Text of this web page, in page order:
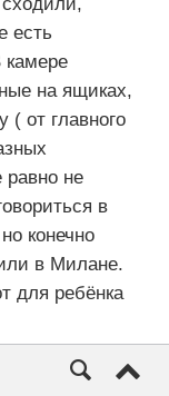
есть
камере
на ящиках,
( от главного
равно не
в
конечно
в Милане.
для ребёнка